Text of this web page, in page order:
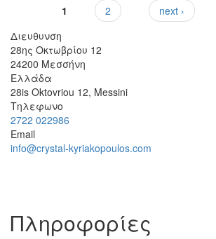
Σελίδες
1 2 next ›
Διευθυνση
28ης Οκτωβρίου 12
24200 Μεσσήνη
Ελλάδα
28is Oktovriou 12, Messini
Τηλεφωνο
2722 022986
Email
info@crystal-kyriakopoulos.com
Πληροφορίες